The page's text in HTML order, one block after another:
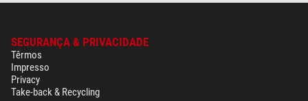
SEGURANÇA & PRIVACIDADE
Têrmos
Impresso
Privacy
Take-back & Recycling